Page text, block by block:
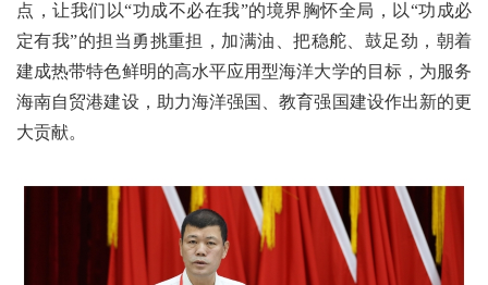
点， 让我们 以“功成不必在我”的境界 胸怀全局， 以“功成必
定有我”的担当 勇挑重担， 加满油 、把稳舵 鼓足劲， 朝着
建成热带特色鲜明的高水平应用型海洋大学的 目标，为服务
海南自贸港建设， 助力海洋强国 、教育强国建设作出新的更
大贡献。